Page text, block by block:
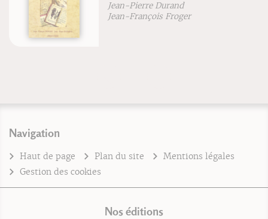
Jean-Pierre Durand
Jean-François Froger
Navigation
Haut de page Plan du site
Mentions légales
Gestion des cookies
Nos éditions